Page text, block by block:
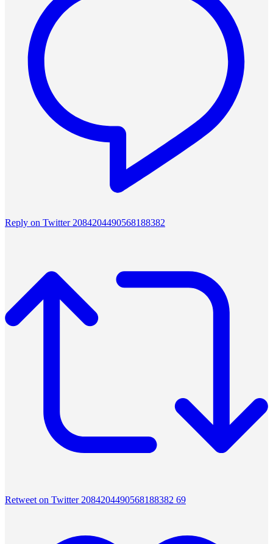
Reply on Twitter 2084204490568188382
Retweet on Twitter 2084204490568188382 69